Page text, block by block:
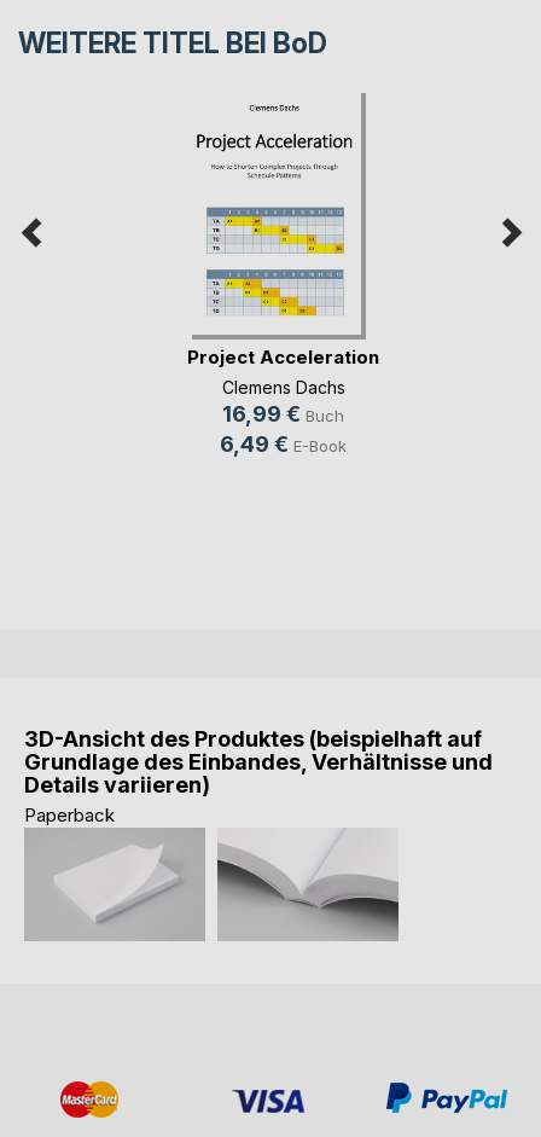
WEITERE TITEL BEI BoD
Project Acceleration
Clemens Dachs
16,99 € Buch
6,49 € E-Book
3D-Ansicht des Produktes (beispielhaft auf
Grundlage des Einbandes, Verhältnisse und
Details variieren)
Paperback